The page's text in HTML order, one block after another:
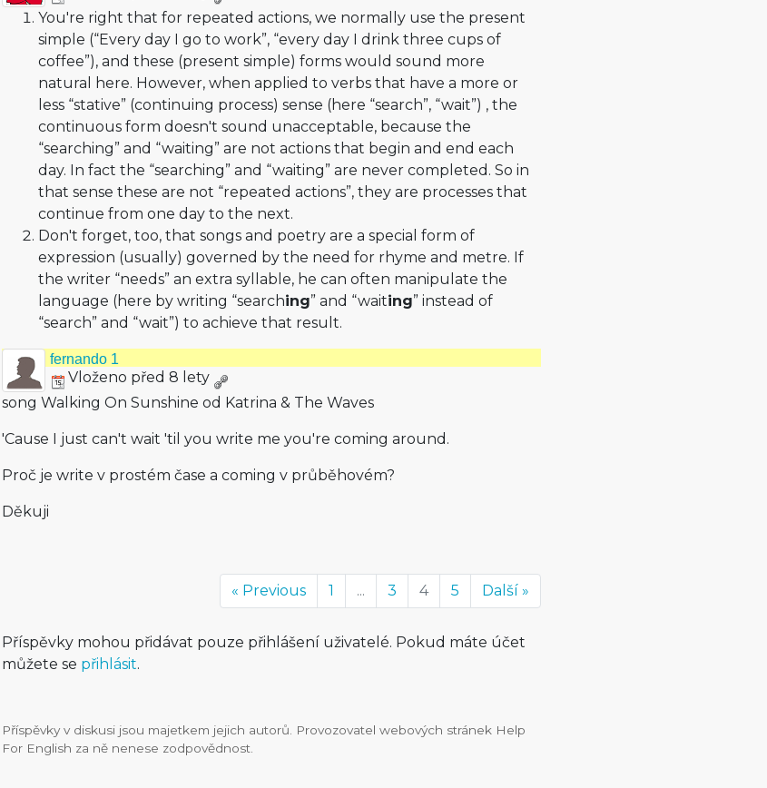
You're right that for repeated actions, we normally use the present
simple (“Every day I go to work”, “every day I drink three cups of
coffee”), and these (present simple) forms would sound more
natural here. However, when applied to verbs that have a more or
less “stative” (continuing process) sense (here “search”, “wait”) , the
continuous form doesn't sound unacceptable, because the
“searching” and “waiting” are not actions that begin and end each
day. In fact the “searching” and “waiting” are never completed. So in
that sense these are not “repeated actions”, they are processes that
continue from one day to the next.
Don't forget, too, that songs and poetry are a special form of
expression (usually) governed by the need for rhyme and metre. If
the writer “needs” an extra syllable, he can often manipulate the
language (here by writing “searching” and “waiting” instead of
“search” and “wait”) to achieve that result.
fernando 1
Vloženo před 8 lety
song Walking On Sunshine od Katrina & The Waves
'Cause I just can't wait 'til you write me you're coming around.
Proč je write v prostém čase a coming v průběhovém?
Děkuji
« Previous 1 ... 3 4 5 Další »
Příspěvky mohou přidávat pouze přihlášení uživatelé. Pokud máte účet
můžete se přihlásit.
Příspěvky v diskusi jsou majetkem jejich autorů. Provozovatel webových stránek Help
For English za ně nenese zodpovědnost.